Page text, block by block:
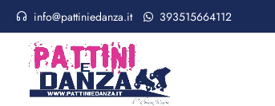
info@pattiniedanza.it 393515664112